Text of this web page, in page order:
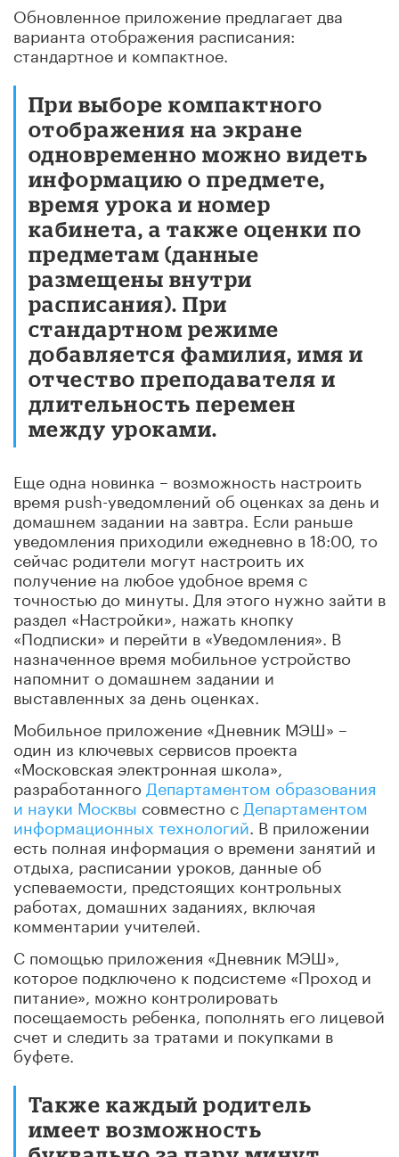
Обновленное приложение предлагает два
варианта отображения расписания:
стандартное и компактное.
При выборе компактного
отображения на экране
одновременно можно видеть
информацию о предмете,
время урока и номер
кабинета, а также оценки по
предметам (данные
размещены внутри
расписания). При
стандартном режиме
добавляется фамилия, имя и
отчество преподавателя и
длительность перемен
между уроками.
Еще одна новинка – возможность настроить
время push-уведомлений об оценках за день и
домашнем задании на завтра. Если раньше
уведомления приходили ежедневно в 18:00, то
сейчас родители могут настроить их
получение на любое удобное время с
точностью до минуты. Для этого нужно зайти в
раздел «Настройки», нажать кнопку
«Подписки» и перейти в «Уведомления». В
назначенное время мобильное устройство
напомнит о домашнем задании и
выставленных за день оценках.
Мобильное приложение «Дневник МЭШ» –
один из ключевых сервисов проекта
«Московская электронная школа»,
разработанного Департаментом образования
и науки Москвы совместно с Департаментом
информационных технологий. В приложении
есть полная информация о времени занятий и
отдыха, расписании уроков, данные об
успеваемости, предстоящих контрольных
работах, домашних заданиях, включая
комментарии учителей.
С помощью приложения «Дневник МЭШ»,
которое подключено к подсистеме «Проход и
питание», можно контролировать
посещаемость ребенка, пополнять его лицевой
счет и следить за тратами и покупками в
буфете.
Также каждый родитель
имеет возможность